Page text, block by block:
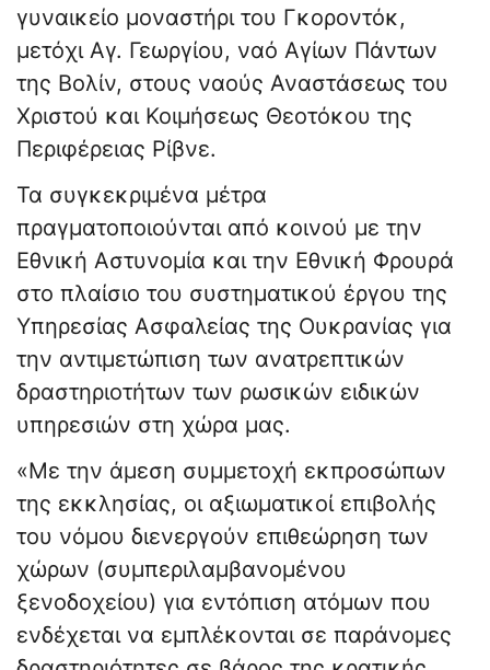
γυναικείο μοναστήρι του Γκοροντόκ,
μετόχι Αγ. Γεωργίου, ναό Αγίων Πάντων
της Βολίν, στους ναούς Αναστάσεως του
Χριστού και Κοιμήσεως Θεοτόκου της
Περιφέρειας Ρίβνε.
Τα συγκεκριμένα μέτρα
πραγματοποιούνται από κοινού με την
Εθνική Αστυνομία και την Εθνική Φρουρά
στο πλαίσιο του συστηματικού έργου της
Υπηρεσίας Ασφαλείας της Ουκρανίας για
την αντιμετώπιση των ανατρεπτικών
δραστηριοτήτων των ρωσικών ειδικών
υπηρεσιών στη χώρα μας.
«Με την άμεση συμμετοχή εκπροσώπων
της εκκλησίας, οι αξιωματικοί επιβολής
του νόμου διενεργούν επιθεώρηση των
χώρων (συμπεριλαμβανομένου
ξενοδοχείου) για εντόπιση ατόμων που
ενδέχεται να εμπλέκονται σε παράνομες